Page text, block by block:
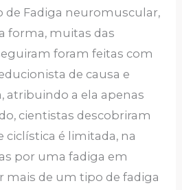
de Fadiga neuromuscular,
forma, muitas das
foram feitas com
de causa e
atribuindo a ela apenas
cientistas descobriram
ciclística é limitada, na
por uma fadiga em
mais de um tipo de fadiga